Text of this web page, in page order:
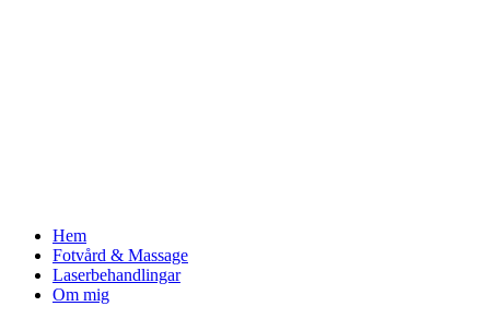
Hem
Fotvård & Massage
Laserbehandlingar
Om mig